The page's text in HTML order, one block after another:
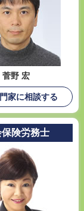
菅野 宏
家に相談する
険労務士